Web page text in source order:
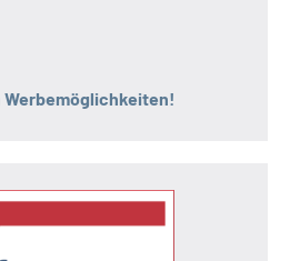
Werbemöglichkeiten!